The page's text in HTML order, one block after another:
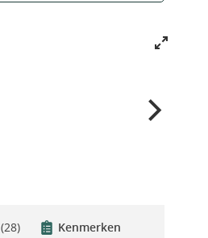
(28)
Kenmerken